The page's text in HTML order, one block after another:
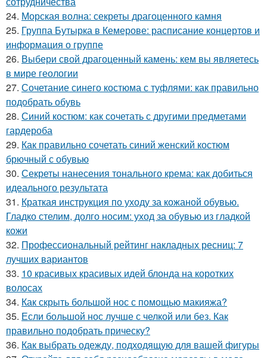
24. Морская волна: секреты драгоценного камня
25. Группа Бутырка в Кемерове: расписание концертов и
информация о группе
26. Выбери свой драгоценный камень: кем вы являетесь
в мире геологии
27. Сочетание синего костюма с туфлями: как правильно
подобрать обувь
28. Синий костюм: как сочетать с другими предметами
гардероба
29. Как правильно сочетать синий женский костюм
брючный с обувью
30. Секреты нанесения тонального крема: как добиться
идеального результата
31. Краткая инструкция по уходу за кожаной обувью.
Гладко стелим, долго носим: уход за обувью из гладкой
кожи
32. Профессиональный рейтинг накладных ресниц: 7
лучших вариантов
33. 10 красивых красивых идей блонда на коротких
волосах
34. Как скрыть большой нос с помощью макияжа?
35. Если большой нос лучше с челкой или без. Как
правильно подобрать прическу?
36. Как выбрать одежду, подходящую для вашей фигуры